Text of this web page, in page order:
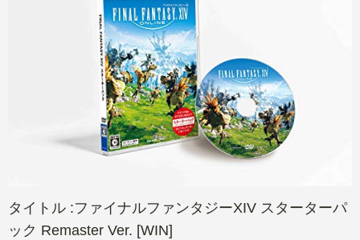
タイトル :ファイナルファンタジーXIV スターターパ
ック Remaster Ver. [WIN]